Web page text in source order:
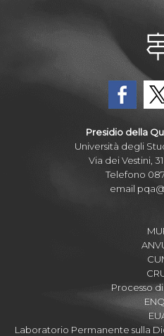
Presidio della
Università degli
Via dei Vestini,
Telefono
email
Processo
Laboratorio Permanente sulla